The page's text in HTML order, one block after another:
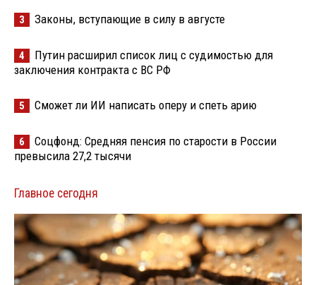
3 Законы, вступающие в силу в августе
4
Путин расширил список лиц с судимостью для
заключения контракта с ВС РФ
5 Сможет ли ИИ написать оперу и спеть арию
6
Соцфонд: Средняя пенсия по старости в России
превысила 27,2 тысячи
Главное сегодня